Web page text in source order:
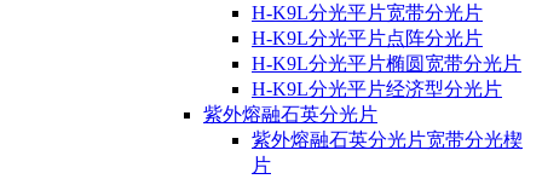
H-K9L分光平片宽带分光片
H-K9L分光平片点阵分光片
H-K9L分光平片椭圆宽带分光片
H-K9L分光平片经济型分光片
紫外熔融石英分光片
紫外熔融石英分光片宽带分光楔
片